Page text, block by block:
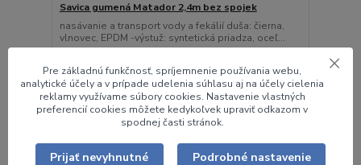
Savica gumená Matador 2,4m bez spojek
nasávanie a transport vody a fekálií duša: čierna,
vlnovec, EPDM -výstuž: syntetická priadza, oceľ...
137,86 €bez DPH
Pridať do košíka
Pre základnú funkčnosť, spríjemnenie používania webu,
analytické účely a v prípade udelenia súhlasu aj na účely cielenia
reklamy využívame súbory cookies. Nastavenie vlastných
preferencií cookies môžete kedykoľvek upraviť odkazom v
spodnej časti stránok.
Prijať nevyhnutné Podrobné nastavenie